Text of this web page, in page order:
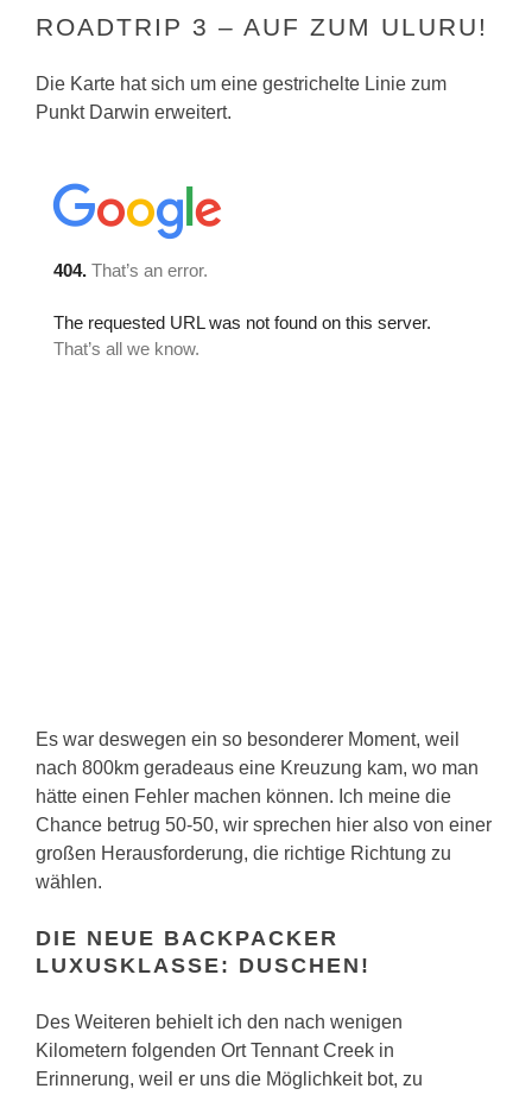
ROADTRIP 3 – AUF ZUM ULURU!
Die Karte hat sich um eine gestrichelte Linie zum
Punkt Darwin erweitert.
Es war deswegen ein so besonderer Moment, weil
nach 800km geradeaus eine Kreuzung kam, wo man
hätte einen Fehler machen können. Ich meine die
Chance betrug 50-50, wir sprechen hier also von einer
großen Herausforderung, die richtige Richtung zu
wählen.
DIE NEUE BACKPACKER
LUXUSKLASSE: DUSCHEN!
Des Weiteren behielt ich den nach wenigen
Kilometern folgenden Ort Tennant Creek in
Erinnerung, weil er uns die Möglichkeit bot, zu